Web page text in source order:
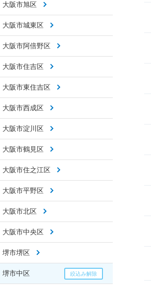
大阪市旭区
大阪市城東区
大阪市阿倍野区
大阪市住吉区
大阪市東住吉区
大阪市西成区
大阪市淀川区
大阪市鶴見区
大阪市住之江区
大阪市平野区
大阪市北区
大阪市中央区
堺市堺区
堺市中区